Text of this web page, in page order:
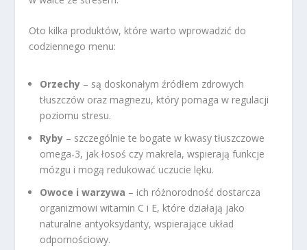
Oto kilka produktów, które warto wprowadzić do
codziennego menu:
Orzechy – są doskonałym źródłem zdrowych
tłuszczów oraz magnezu, który pomaga w regulacji
poziomu stresu.
Ryby – szczególnie te bogate w kwasy tłuszczowe
omega-3, jak łosoś czy makrela, wspierają funkcje
mózgu i mogą redukować uczucie lęku.
Owoce i warzywa – ich różnorodność dostarcza
organizmowi witamin C i E, które działają jako
naturalne antyoksydanty, wspierające układ
odpornościowy.